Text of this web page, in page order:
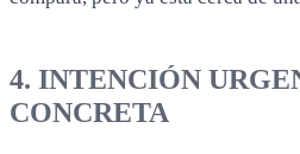
4. INTENCIÓN
CONCRETA